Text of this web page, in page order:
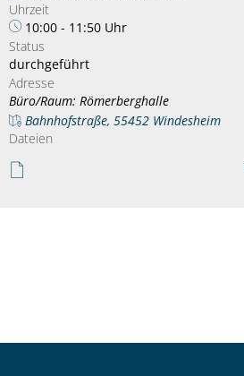
Uhrzeit
10:00 - 11:50 Uhr
Status
durchgeführt
Adresse
Büro/Raum: Römerberghalle
Bahnhofstraße, 55452 Windesheim
Dateien